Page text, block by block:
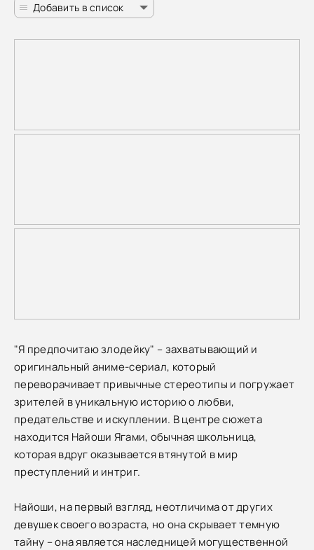
Добавить в список
"Я предпочитаю злодейку" – захватывающий и
оригинальный аниме-сериал, который
переворачивает привычные стереотипы и погружает
зрителей в уникальную историю о любви,
предательстве и искуплении. В центре сюжета
находится Найоши Ягами, обычная школьница,
которая вдруг оказывается втянутой в мир
преступлений и интриг.
Найоши, на первый взгляд, неотличима от других
девушек своего возраста, но она скрывает темную
тайну – она является наследницей могущественной